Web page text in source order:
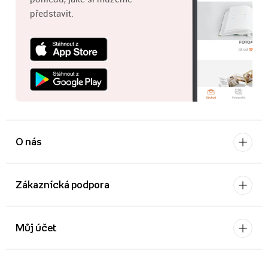
představit.
O nás
Zákaznícká podpora
Můj účet